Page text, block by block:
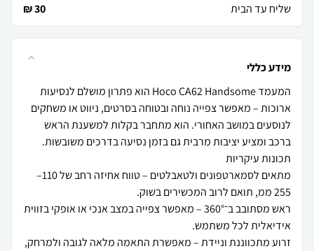
שליח עד הבית
30 ₪
מידע כללי
המעמד Hoco CA62 Handsome הוא פתרון מושלם לנסיעות
ארוכות – מאפשר צפייה נוחה ובטוחה בסרטים, ניווט או משחקים
לנוסעים במושב האחורי. הוא מתחבר בקלות למשענת הראש
מתאים לסמארטפונים ולטאבלטים – טווח אחיזה רחב של 110–
ראש מסתובב ב־360° – מאפשר צפייה במצב אנכי או אופקי בזווית
זרוע מתכווננת וניידת – מאפשרת התאמה מלאה לגובה ולמרחק,